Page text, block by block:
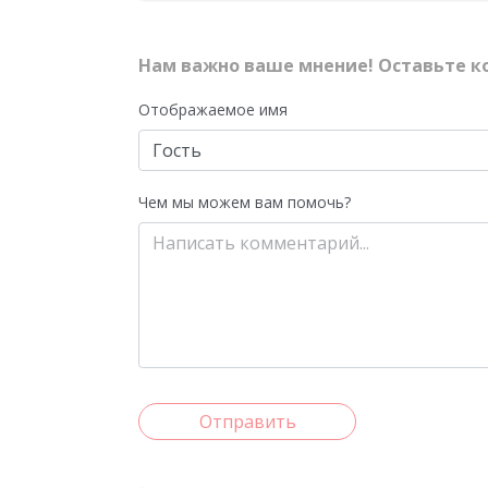
Нам важно ваше мнение! Оставьте
Отображаемое имя
Чем мы можем вам помочь?
Отправить